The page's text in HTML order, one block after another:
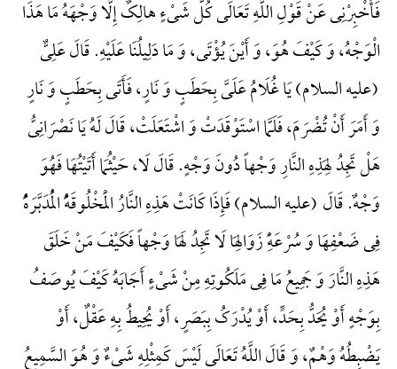
فَأَخْبِرْنِی عَنْ قَوْلِ اللَّهِ تَعَالَی کُلُّ شَیْءٍ هالِکٌ إِلَّا وَجْهَهُ مَا هَذَا
الْوَجْهُ، وَ کَیْفَ هُوَ، وَ أَیْنَ یُؤْتَی، وَ مَا دَلِیلُنَا عَلَیْهِ. قَالَ عَلِیٌّ
(علیه السلام) یَا غُلَامُ عَلَیَّ بِحَطَبٍ وَ نَارٍ، فَأَتَی بِحَطَبٍ وَ نَارٍ
وَ أَمَرَ أَنْ تُضْرَمَ، فَلَمَّا اسْتَوْقَدَتْ وَ اشْتَعَلَتْ، قَالَ لَهُ یَا نَصْرَانِیُّ
هَلْ تَجِدُ لِهَذِهِ النَّارِ وَجْهاً دُونَ وَجْهٍ. قَالَ لَا، حَیْثُمَا أَتَیْتُهَا فَهُوَ
وَجْهٌ. قَالَ (علیه السلام) فَإِذَا کَانَتْ هَذِهِ النَّارُ الْمَخْلُوقَهًُْ الْمُدَبَّرَهًُْ
فِی ضَعْفِهَا وَ سُرْعَهًِْ زَوَالِهَا لَا تَجِدُ لَهَا وَجْهاً فَکَیْفَ مَنْ خَلَقَ
هَذِهِ النَّارَ وَ جَمِیعُ مَا فِی مَلَکُوتِهِ مِنْ شَیْءٍ أَجَابَهُ کَیْفَ یُوصَفُ
بِوَجْهٍ أَوْ یُحَدُّ بِحَدٍّ، أَوْ یُدْرَکُ بِبَصَرٍ، أَوْ یُحِیطُ بِهِ عَقْلٌ، أَوْ
یَضْبِطُهُ وَهْمٌ، وَ قَالَ اللَّهُ تَعَالَی لَیْسَ کَمِثْلِهِ شَیْءٌ وَ هُوَ السَّمِیعُ